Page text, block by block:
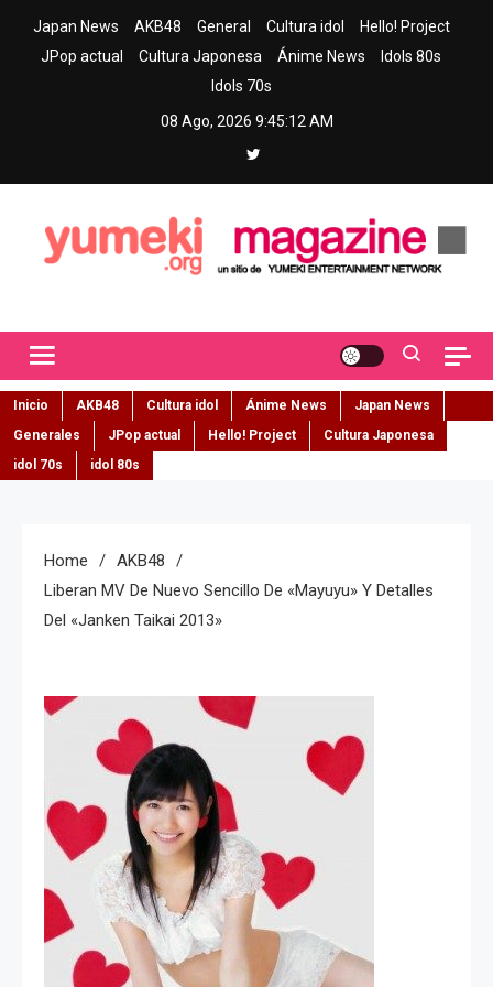
Japan News AKB48 General Cultura idol
Hello! Project
JPop actual
Cultura Japonesa Ánime News
Idols 80s
Idols 70s
08 Ago, 2026 9:45:13 AM
Inicio AKB48 Cultura idol Ánime News
Japan News
Generales
JPop actual Hello! Project
Cultura Japonesa
idol 70s
idol 80s
Home
AKB48
Liberan MV De Nuevo Sencillo De «Mayuyu» Y Detalles
Del «Janken Taikai 2013»